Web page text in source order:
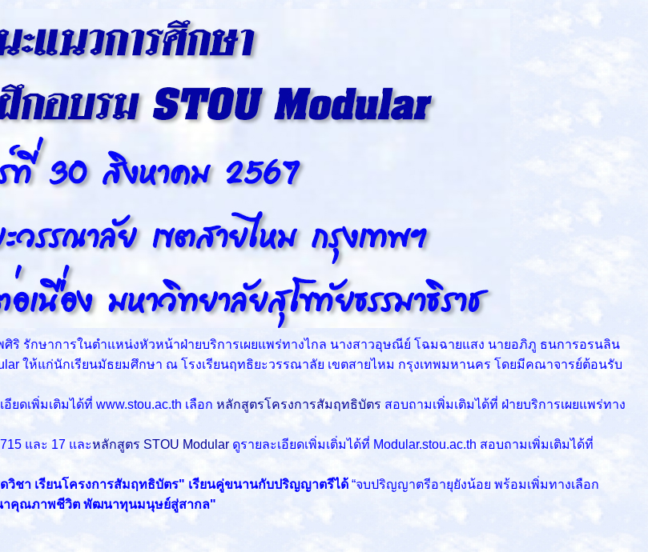
รักษาการในตำแหน่งหัวหน้าฝ่ายบริการเผยแพร่ทางไกล นางสาวอุษณีย์ โฉมฉายแสง นายอภิภู ธนการอรนลิน
ให้แก่นักเรียนมัธยมศึกษา ณ โรงเรียนฤทธิยะวรรณาลัย เขตสายไหม กรุงเทพมหานคร โดยมีคณาจารย์ต้อนรับ
เพิ่มเติมได้ที่ www.stou.ac.th เลือก หลักสูตรโครงการสัมฤทธิบัตร สอบถามเพิ่มเติมได้ที่ ฝ่ายบริการเผยแพร่ทาง
และ 17 และหลักสูตร STOU Modular ดูรายละเอียดเพิ่มเติ่มได้ที่ Modular.stou.ac.th สอบถามเพิ่มเติมได้ที่
ชา เรียนโครงการสัมฤทธิบัตร" เรียนคู่ขนานกับปริญญาตรีได้ “จบปริญญาตรีอายุยังน้อย พร้อมเพิ่มทางเลือก
าคุณภาพชีวิต พัฒนาทุนมนุษย์สู่สากล"